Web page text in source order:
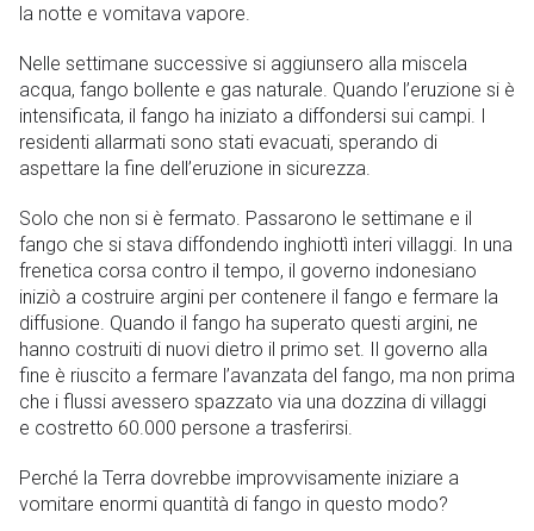
la notte e vomitava vapore.
Nelle settimane successive si aggiunsero alla miscela
acqua, fango bollente e gas naturale. Quando l’eruzione si è
intensificata, il fango ha iniziato a diffondersi sui campi. I
residenti allarmati sono stati evacuati, sperando di
aspettare la fine dell’eruzione in sicurezza.
Solo che non si è fermato. Passarono le settimane e il
fango che si stava diffondendo inghiottì interi villaggi. In una
frenetica corsa contro il tempo, il governo indonesiano
iniziò a costruire argini per contenere il fango e fermare la
diffusione. Quando il fango ha superato questi argini, ne
hanno costruiti di nuovi dietro il primo set. Il governo alla
fine è riuscito a fermare l’avanzata del fango, ma non prima
che i flussi avessero spazzato via una dozzina di villaggi
e costretto 60.000 persone a trasferirsi.
Perché la Terra dovrebbe improvvisamente iniziare a
vomitare enormi quantità di fango in questo modo?